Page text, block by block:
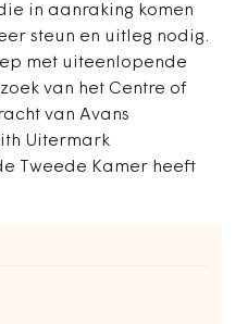
in aanraking komen
steun en uitleg nodig.
met uiteenlopende
van het Centre of
van Avans
Uitermark
Tweede Kamer heeft